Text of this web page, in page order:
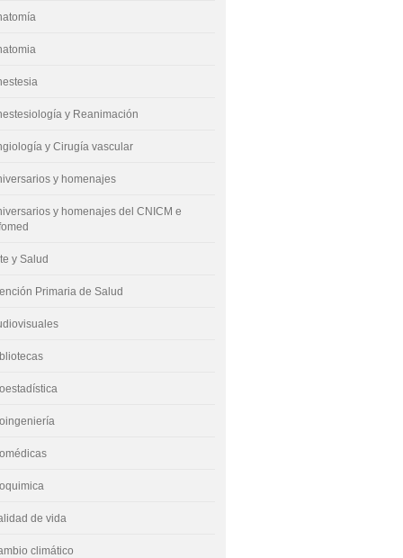
y Reanimación
y Cirugía vascular
y homenajes
y homenajes del CNICM e
y Salud
Primaria de Salud
de vida
climático